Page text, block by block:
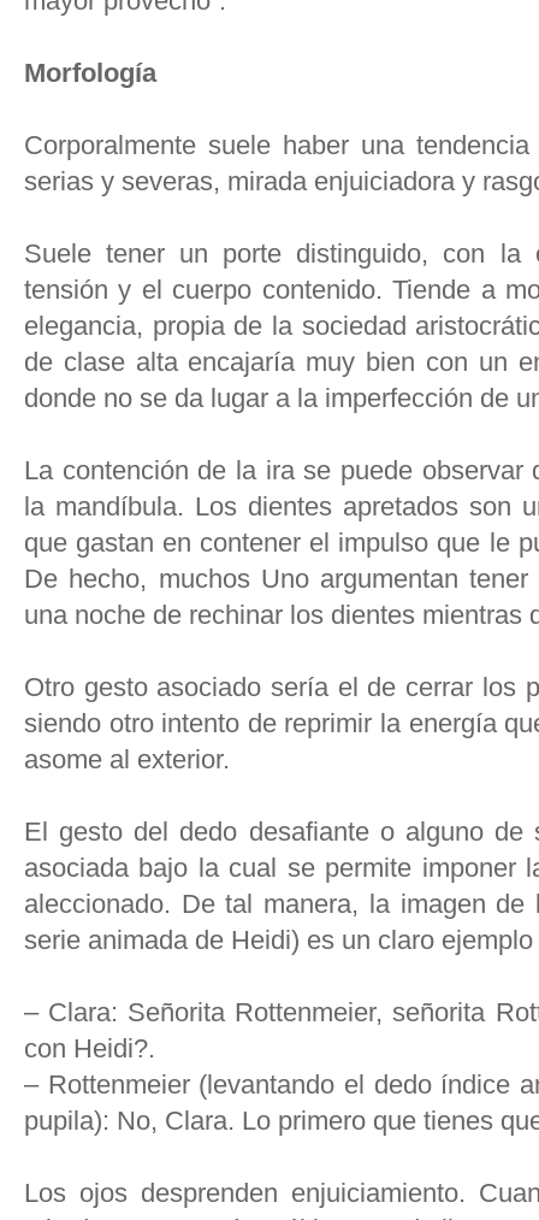
Morfología
Corporalmente suele haber una
serias y severas, mirada enjuiciadora y
Suele tener un porte distinguido, con la
tensión y el cuerpo contenido. Tiende a
elegancia, propia de la sociedad
de clase alta encajaría muy bien con un
donde no se da lugar a la imperfección de
La contención de la ira se puede observar
la mandíbula. Los dientes apretados son
que gastan en contener el impulso que le
De hecho, muchos Uno argumentan
una noche de rechinar los dientes mientras
Otro gesto asociado sería el de cerrar los
siendo otro intento de reprimir la energía
asome al exterior.
El gesto del dedo desafiante o alguno de
asociada bajo la cual se permite imponer
aleccionado. De tal manera, la imagen
serie animada de Heidi) es un claro
– Clara: Señorita Rottenmeier, señorita
con Heidi?.
– Rottenmeier (levantando el dedo índice
pupila): No, Clara. Lo primero que tienes
Los ojos desprenden enjuiciamiento.